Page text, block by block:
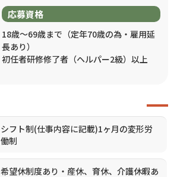
応募資格
18歳～69歳まで（定年70歳の為・雇用延
長あり）
初任者研修修了者（ヘルパー2級）以上
シフト制(仕事内容に記載)1ヶ月の変形労
働制
希望休制度あり・産休、育休、介護休暇あ